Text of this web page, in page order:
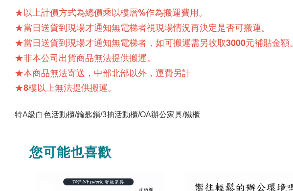
★以上計價方式為總價乘以樓層%作為搬運費用。
★當日送貨到現場才通知無電梯者視現場情況再決定是否可搬運。
★當日送貨到現場才通知無電梯者，如可搬運需另收取3000元補貼金額。
★非本公司出貨商品無法提供搬運。
★本商品無法寄送，中部北部以外，運費另計
★8樓以上無法提供搬運。
特A級白色活動櫃/鑰匙鎖/3抽活動櫃/OA辦公家具/鐵櫃
您可能也喜歡